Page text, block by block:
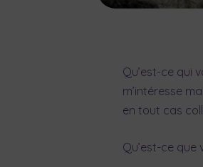
Qu’est-ce qui
m’intéresse
en tout cas
Qu’est-ce que